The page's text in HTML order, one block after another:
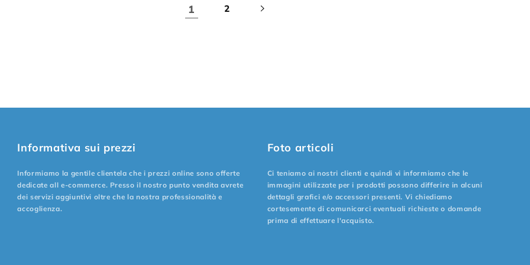
1 2
Informativa sui prezzi
Informiamo la gentile clientela che i prezzi online sono offerte
dedicate all e-commerce. Presso il nostro punto vendita avrete
dei servizi aggiuntivi oltre che la nostra professionalità e
accoglienza.
Foto articoli
Ci teniamo ai nostri clienti e quindi vi informiamo che le
immagini utilizzate per i prodotti possono differire in alcuni
dettagli grafici e/o accessori presenti. Vi chiediamo
cortesemente di comunicarci eventuali richieste o domande
prima di effettuare l'acquisto.